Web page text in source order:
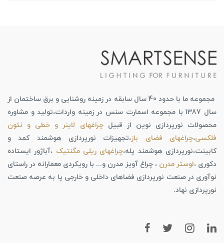
مجموعه ما با حدود 40 سال سابقه در زمینه روشنایی و برق ساختمان از
سال 1387 با مجموعه اسمارت سنس در زمینه واردات،تولید و مشاوره
محصولات نورپردازی نوین از قبیلچراغهای لاینر و خطی و نئون
فلکسی،چراغهای فضای باز،تجهیزات نورپردازی هوشمند کمد و
کابینت،نورپردازی هوشمند پله،چراغهای ریلی مگنتیک ،آباژور ایستاده
دکوری ،لوستر مدرن ، چراغ آویز مدرن و... با رویکردی معمارانه در راستای
نوآوری در صنعت نورپردازی فضاهای داخلی و خارجی پا به عرصه صنعت
نورپردازی نهاد.